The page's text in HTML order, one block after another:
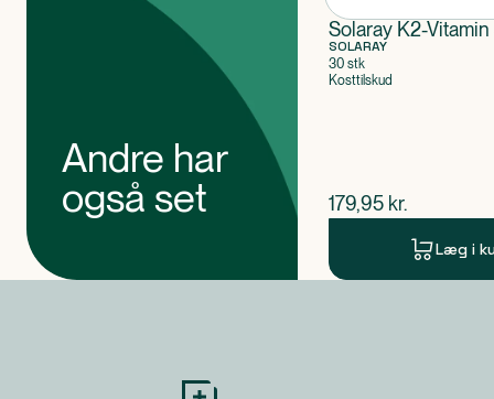
Bør kun efter aftale med læge eller
eller børn.
Klassificeret som
Produktet er et kosttilskud.
Andre har
også set
Solaray K2-
SOLARAY
30 stk
Kosttilskud
$nuværende pris
179,95 kr.
Læg i